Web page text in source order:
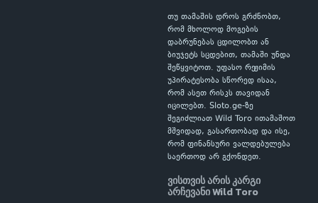
თუ თამაშის დროს გრძნობთ,
რომ მხოლოდ მოგების
დაბრუნებას ცდილობთ ან
ბიუჯეტს სცდებით, თამაში უნდა
შეწყვიტოთ. უფასო რეჟიმის
უპირატესობა სწორედ ისაა,
რომ ასეთ რისკს თავიდან
იცილებთ. Sloto.ge-ზე
შეგიძლიათ Wild Toro ითამაშოთ
მშვიდად, გასართობად და ისე,
რომ ფინანსური ვალდებულება
საერთოდ არ გქონდეთ.
ვისთვის არის კარგი
არჩევანი Wild Toro